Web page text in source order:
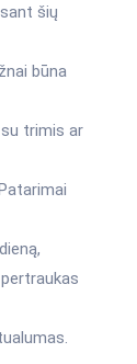
šių
būna
trimis ar